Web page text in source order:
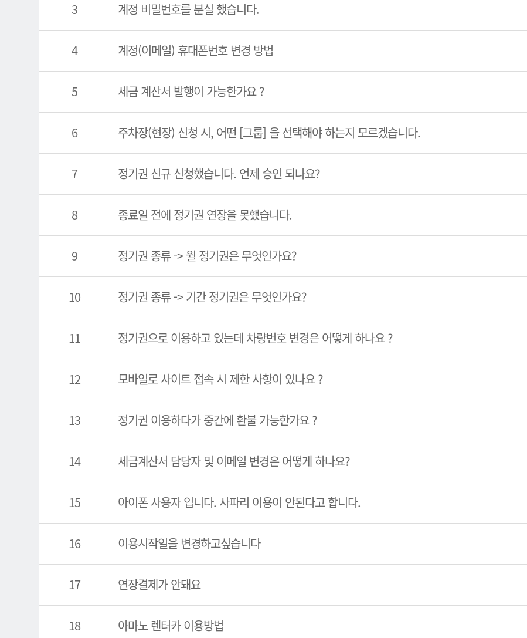
3 계정 비밀번호를 분실 했습니다.
4 계정(이메일) 휴대폰번호 변경 방법
5 세금 계산서 발행이 가능한가요 ?
6 주차장(현장) 신청 시, 어떤 [그룹] 을 선택해야 하는지 모르겠습니다.
7 정기권 신규 신청했습니다. 언제 승인 되나요?
8 종료일 전에 정기권 연장을 못했습니다.
9 정기권 종류 -> 월 정기권은 무엇인가요?
10 정기권 종류 -> 기간 정기권은 무엇인가요?
11 정기권으로 이용하고 있는데 차량번호 변경은 어떻게 하나요 ?
12 모바일로 사이트 접속 시 제한 사항이 있나요 ?
13 정기권 이용하다가 중간에 환불 가능한가요 ?
14 세금계산서 담당자 및 이메일 변경은 어떻게 하나요?
15 아이폰 사용자 입니다. 사파리 이용이 안된다고 합니다.
16 이용시작일을 변경하고싶습니다
17 연장결제가 안돼요
18 아마노 렌터카 이용방법